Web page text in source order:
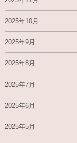
2025年10月
2025年9月
2025年8月
2025年7月
2025年6月
2025年5月